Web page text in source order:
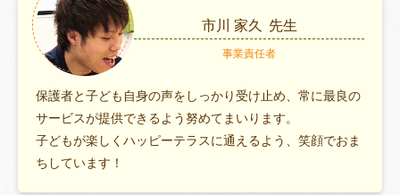
市川 家久 先生
事業責任者
保護者と子ども自身の声をしっかり受け止め、常に最良の
サービスが提供できるよう努めてまいります。
子どもが楽しくハッピーテラスに通えるよう、笑顔でおま
ちしています！